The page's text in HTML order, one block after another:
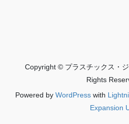
Copyright © プラスチックス・
Rights
Powered by WordPress with
Expansion